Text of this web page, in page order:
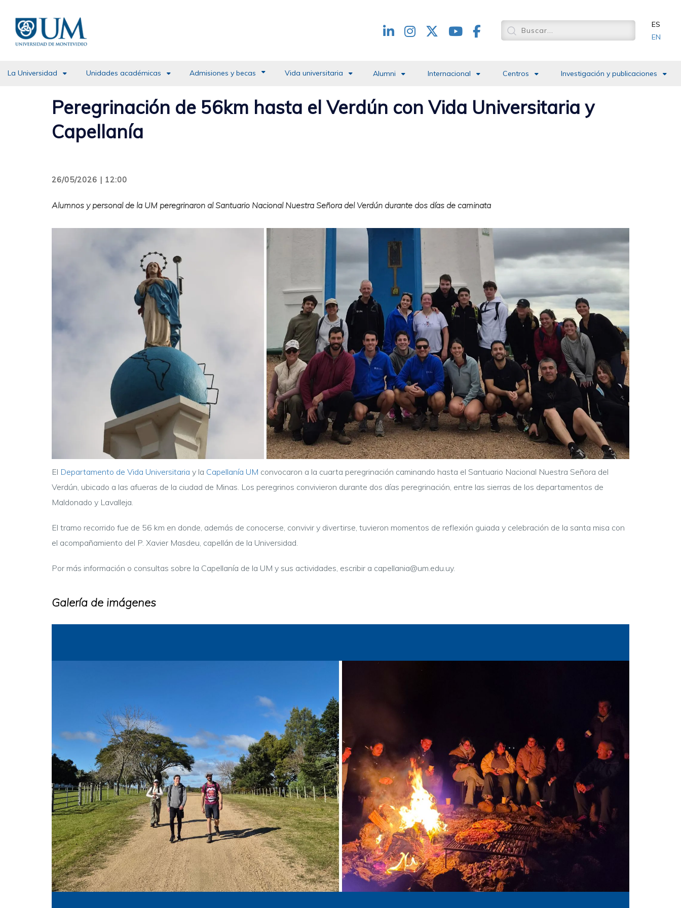
contenido
principal
Redes
ES
EN
La Universidad Unidades académicas Admisiones y becas Vida universitaria Alumni Internacional Centros Investigación y publicaciones
Peregrinación de 56km hasta el Verdún con Vida Universitaria y
Capellanía
26/05/2026 | 12:00
Alumnos y personal de la UM peregrinaron al Santuario Nacional Nuestra Señora del Verdún durante dos días de caminata
El Departamento de Vida Universitaria y la Capellanía UM convocaron a la cuarta peregrinación caminando hasta el Santuario Nacional Nuestra Señora del
Verdún, ubicado a las afueras de la ciudad de Minas. Los peregrinos convivieron durante dos días peregrinación, entre las sierras de los departamentos de
Maldonado y Lavalleja.
El tramo recorrido fue de 56 km en donde, además de conocerse, convivir y divertirse, tuvieron momentos de reflexión guiada y celebración de la santa misa con
el acompañamiento del P. Xavier Masdeu, capellán de la Universidad.
Por más información o consultas sobre la Capellanía de la UM y sus actividades, escribir a capellania@um.edu.uy.
Galería de imágenes